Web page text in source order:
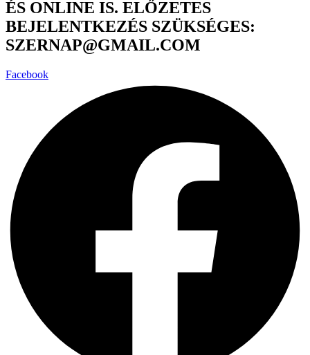
ÉS ONLINE IS. ELŐZETES
BEJELENTKEZÉS SZÜKSÉGES:
SZERNAP@GMAIL.COM
Facebook